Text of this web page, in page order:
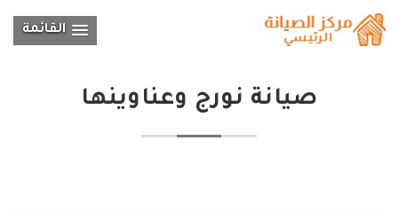
القائمة
صيانة نورج وعناوينها